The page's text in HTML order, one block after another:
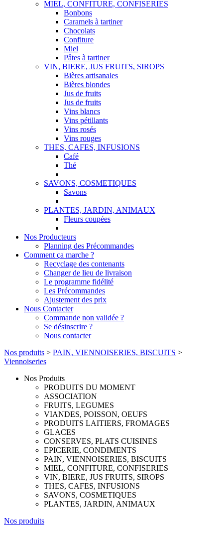
MIEL, CONFITURE, CONFISERIES
Bonbons
Caramels à tartiner
Chocolats
Confiture
Miel
Pâtes à tartiner
VIN, BIERE, JUS FRUITS, SIROPS
Bières artisanales
Bières blondes
Jus de fruits
Jus de fruits
Vins blancs
Vins pétillants
Vins rosés
Vins rouges
THES, CAFES, INFUSIONS
Café
Thé
SAVONS, COSMETIQUES
Savons
PLANTES, JARDIN, ANIMAUX
Fleurs coupées
Nos Producteurs
Planning des Précommandes
Comment ça marche ?
Recyclage des contenants
Changer de lieu de livraison
Le programme fidélité
Les Précommandes
Ajustement des prix
Nous Contacter
Commande non validée ?
Se désinscrire ?
Nous contacter
Nos produits > PAIN, VIENNOISERIES, BISCUITS >
Viennoiseries
Nos Produits
PRODUITS DU MOMENT
ASSOCIATION
FRUITS, LEGUMES
VIANDES, POISSON, OEUFS
PRODUITS LAITIERS, FROMAGES
GLACES
CONSERVES, PLATS CUISINES
EPICERIE, CONDIMENTS
PAIN, VIENNOISERIES, BISCUITS
MIEL, CONFITURE, CONFISERIES
VIN, BIERE, JUS FRUITS, SIROPS
THES, CAFES, INFUSIONS
SAVONS, COSMETIQUES
PLANTES, JARDIN, ANIMAUX
Nos produits